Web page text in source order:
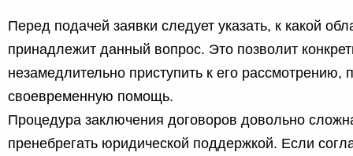
Перед подачей заявки следует указать, к какой
принадлежит данный вопрос. Это позволит
незамедлительно приступить к его рассмотрению,
своевременную помощь.
Процедура заключения договоров довольно
пренебрегать юридической поддержкой. Если